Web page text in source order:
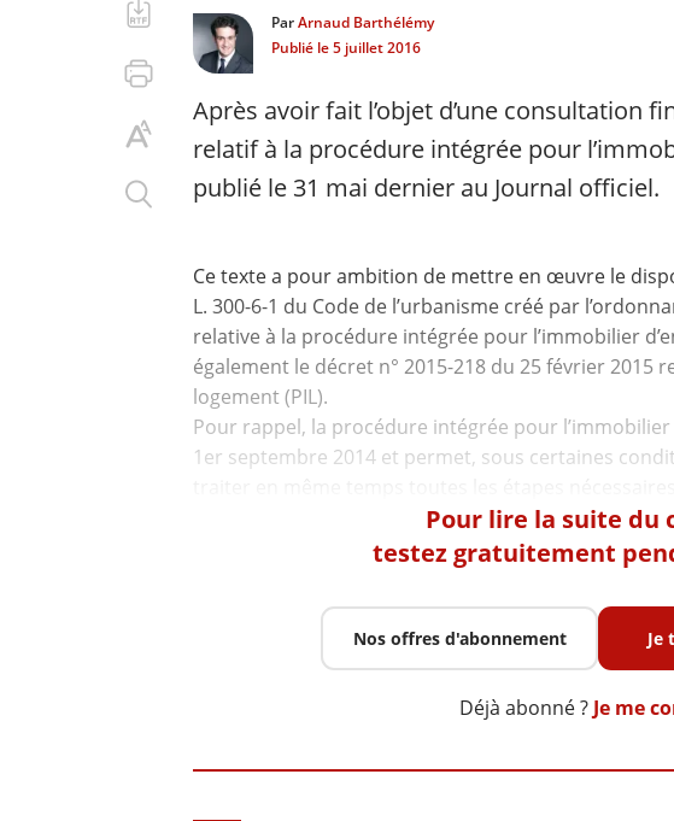
ParArnaud Barthélémy
Publié le5 juillet 2016
Après avoir fait l’objet d’une consultation
relatif à la procédure intégrée pour
publié le 31 mai dernier au Journal officiel.
Ce texte a pour ambition de mettre en œuvre le
L. 300-6-1 du Code de l’urbanisme créé par
relative à la procédure intégrée pour l’immobilier
également le décret n° 2015-218 du 25 février 2015
logement (PIL).
Pour rappel, la procédure intégrée pour
1er septembre 2014 et permet, sous certaines
Pour lire la suite du
testez gratuitement
Nos offres d'abonnement Je
Déjà abonné ? Je me